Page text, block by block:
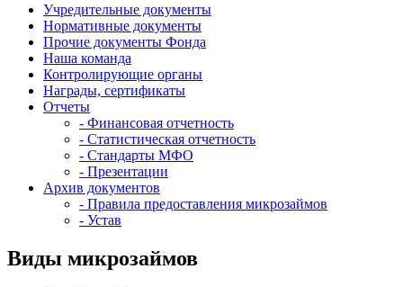
Учредительные документы
Нормативные документы
Прочие документы Фонда
Наша команда
Контролирующие органы
Награды, сертификаты
Отчеты
- Финансовая отчетность
- Статистическая отчетность
- Стандарты МФО
- Презентации
Архив документов
- Правила предоставления микрозаймов
- Устав
Виды микрозаймов